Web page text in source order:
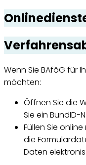
Wenn Sie BAföG für
möchten:
Öffnen Sie die
Sie ein BundID-
Füllen Sie
die
Daten